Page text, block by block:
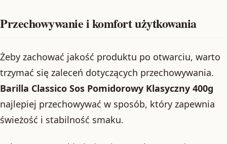
Przechowywanie i komfort użytkowania
Żeby zachować jakość produktu po otwarciu, warto
trzymać się zaleceń dotyczących przechowywania.
Barilla Classico Sos Pomidorowy Klasyczny 400g
najlepiej przechowywać w sposób, który zapewnia
świeżość i stabilność smaku.